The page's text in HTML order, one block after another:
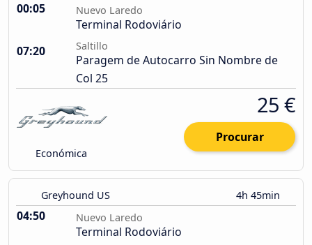
00:05 Nuevo Laredo
Terminal Rodoviário
07:20
Saltillo
Paragem de Autocarro Sin Nombre de
Col 25
Económica
25 €
Procurar
Greyhound US 4h 45min
04:50 Nuevo Laredo
Terminal Rodoviário